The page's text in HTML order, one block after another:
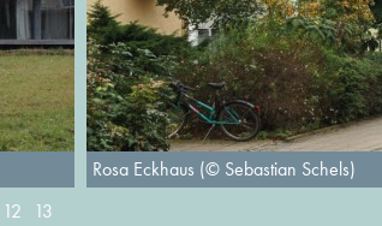
Rosa Eckhaus (© Sebastian Schels)
12 13